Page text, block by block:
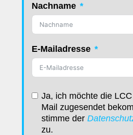
Nachname
E-Mailadresse
Ja, ich möchte die
Mail zugesendet
stimme der
zu.